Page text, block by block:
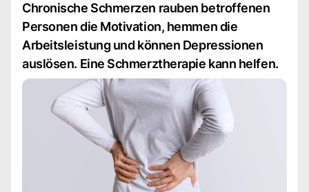
Chronische Schmerzen rauben betroffenen
Personen die Motivation, hemmen die
Arbeitsleistung und können Depressionen
auslösen. Eine Schmerztherapie kann helfen.